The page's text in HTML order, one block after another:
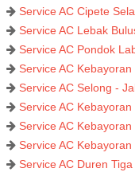
Service AC Cipete
Service AC Lebak
Service AC Pondok
Service AC
Service AC Selong -
Service AC
Service AC
Service AC
Service AC Duren